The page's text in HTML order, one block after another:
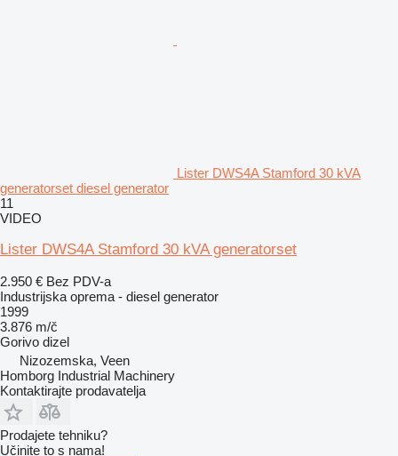
Lister DWS4A Stamford 30 kVA
generatorset diesel generator
11
VIDEO
Lister DWS4A Stamford 30 kVA generatorset
2.950 € Bez PDV-a
Industrijska oprema - diesel generator
1999
3.876 m/č
Gorivo dizel
Nizozemska, Veen
Homborg Industrial Machinery
Kontaktirajte prodavatelja
Prodajete tehniku?
Učinite to s nama!